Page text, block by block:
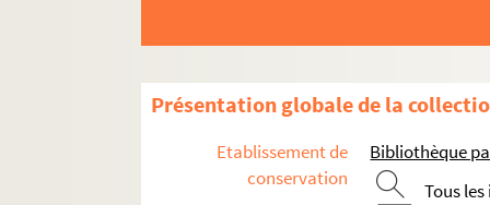
Présentation globale de la
Etablissement de
conservation
Bibliothèque
Tous
Fol. 6 vo. « Miracula sancti Andree. Igitur
Fol. 17. « Vita sancti Maximini abbatis.
Fol. 24 vo. « Epitaphium sancte Paule a
Fol. 37. « Vita beate Bathildis regine.